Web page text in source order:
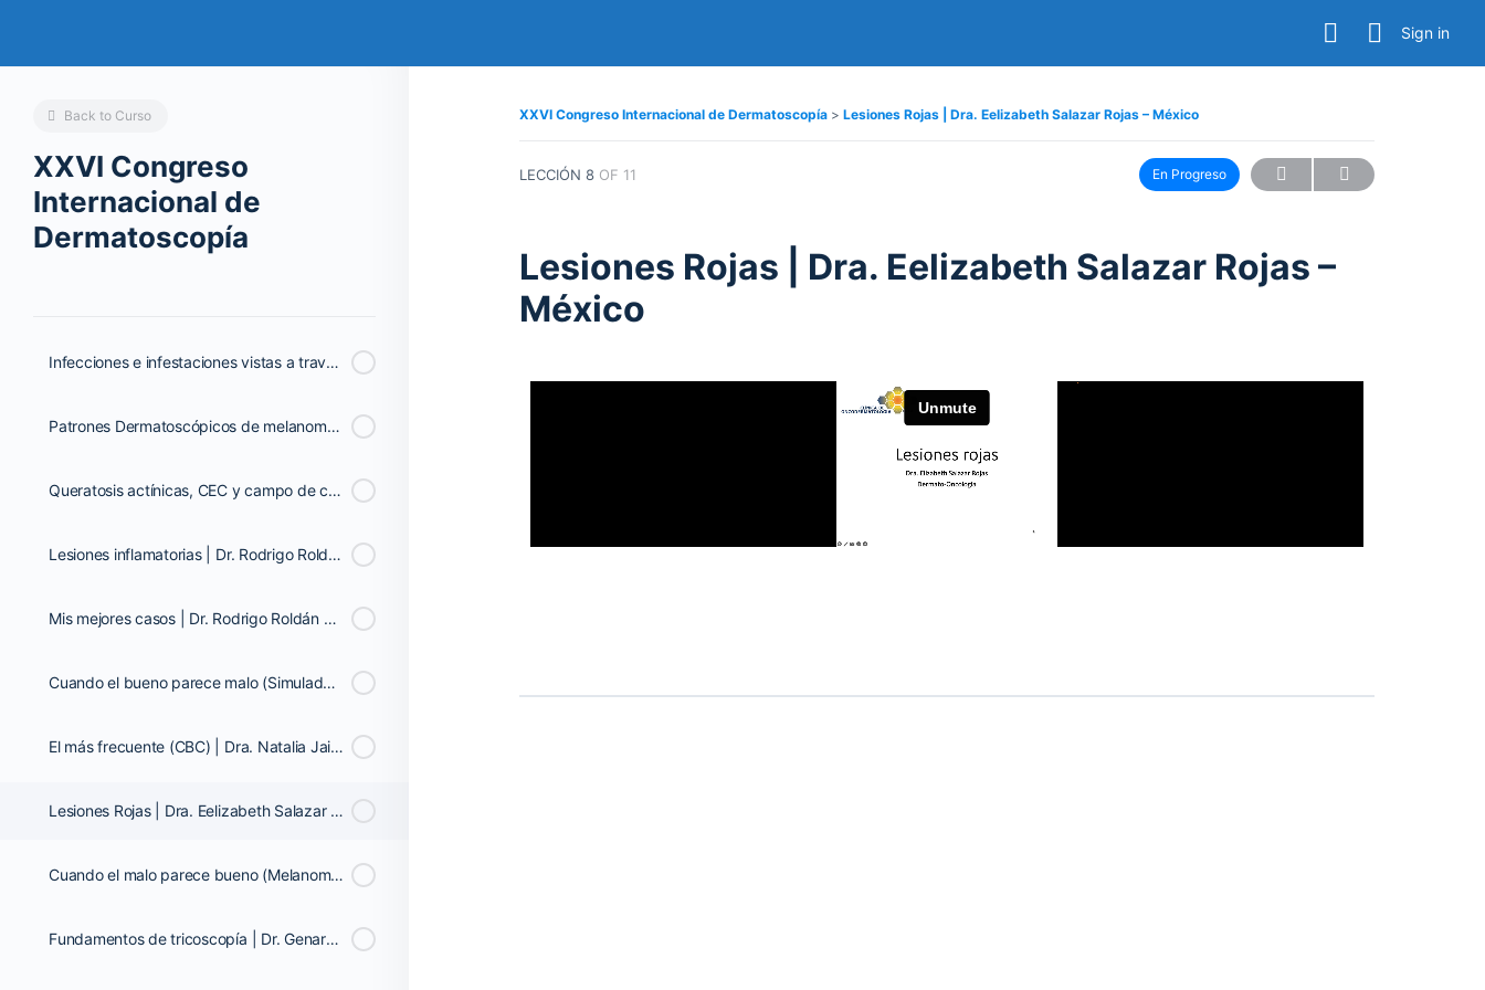
Sign in
Back to Curso
XXVI Congreso
Internacional de
Dermatoscopía
Infecciones e infestaciones vistas a través del dermatoscopio | Dra. Zamira Barragán
Patrones Dermatoscópicos de melanoma y el Efecto de Heliocare Capsulas en Población de la alto Riesgo | Dra. Susana Puig - España
Queratosis actínicas, CEC y campo de cancerización | Dr. Rodrigo Roldán Marín - México
Lesiones inflamatorias | Dr. Rodrigo Roldán Marín - México
Mis mejores casos | Dr. Rodrigo Roldán Marín - México
Cuando el bueno parece malo (Simuladores de melanoma) | Dr. Ashfaq A. Marghoob - EUA
El más frecuente (CBC) | Dra. Natalia Jaimes - Colombia
Lesiones Rojas | Dra. Eelizabeth Salazar Rojas - México
Cuando el malo parece bueno (Melanoma de apariencia indolente) | Dra. Natalia Jaimes - Colombia
Fundamentos de tricoscopía | Dr. Genaro Briseño Gascón – México
XXVI Congreso Internacional de Dermatoscopía Lesiones Rojas | Dra. Eelizabeth Salazar Rojas – México
LECCIÓN 8 OF 11 En Progreso
Lesiones Rojas | Dra. Eelizabeth Salazar Rojas –
México